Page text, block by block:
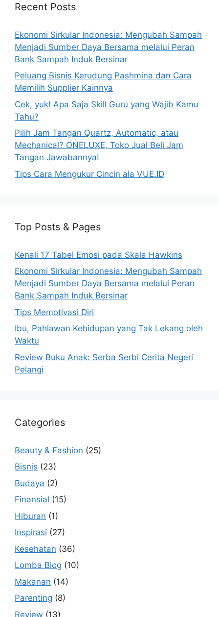
Recent Posts
Ekonomi Sirkular Indonesia: Mengubah Sampah
Menjadi Sumber Daya Bersama melalui Peran
Bank Sampah Induk Bersinar
Peluang Bisnis Kerudung Pashmina dan Cara
Memilih Supplier Kainnya
Cek, yuk! Apa Saja Skill Guru yang Wajib Kamu
Tahu?
Pilih Jam Tangan Quartz, Automatic, atau
Mechanical? ONELUXE, Toko Jual Beli Jam
Tangan Jawabannya!
Tips Cara Mengukur Cincin ala VUE.ID
Top Posts & Pages
Kenali 17 Tabel Emosi pada Skala Hawkins
Ekonomi Sirkular Indonesia: Mengubah Sampah
Menjadi Sumber Daya Bersama melalui Peran
Bank Sampah Induk Bersinar
Tips Memotivasi Diri
Ibu, Pahlawan Kehidupan yang Tak Lekang oleh
Waktu
Review Buku Anak: Serba Serbi Cerita Negeri
Pelangi
Categories
Beauty & Fashion (25)
Bisnis (23)
Budaya (2)
Finansial (15)
Hiburan (1)
Inspirasi (27)
Kesehatan (36)
Lomba Blog (10)
Makanan (14)
Parenting (8)
Review (13)